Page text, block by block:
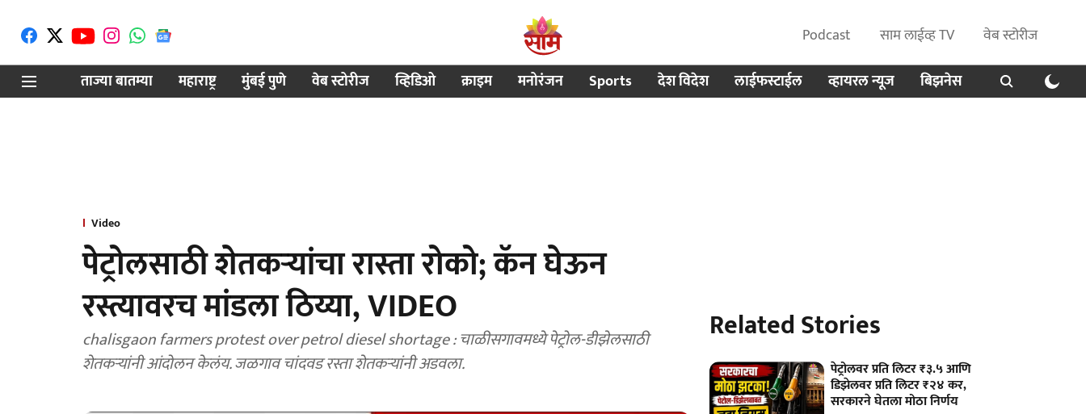
Podcast साम लाईव्ह TV
वेब स्टोरीज
ताज्या बातम्या
महाराष्ट्र मुंबई पुणे वेब स्टोरीज व्हिडिओ क्राइम मनोरंजन Sports देश विदेश लाईफस्टाईल व्हायरल न्यूज बिझनेस
Video
पेट्रोलसाठी शेतकऱ्यांचा रास्ता रोको; कॅन घेऊन
रस्त्यावरच मांडला ठिय्या, VIDEO
chalisgaon farmers protest over petrol diesel shortage : चाळीसगावमध्ये पेट्रोल-डीझेलसाठी
शेतकऱ्यांनी आंदोलन केलंय. जळगाव चांदवड रस्ता शेतकऱ्यांनी अडवला.
Related Stories
पेट्रोलवर प्रति लिटर ₹३.५ आणि
डिझेलवर प्रति लिटर ₹२४ कर,
सरकारने घेतला मोठा निर्णय